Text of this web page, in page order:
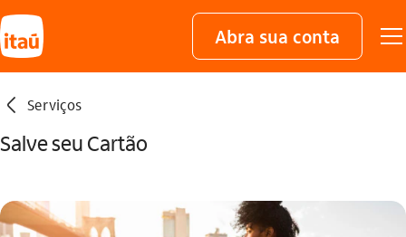
Abra sua conta
seta_esquerda Serviços
Salve seu Cartão